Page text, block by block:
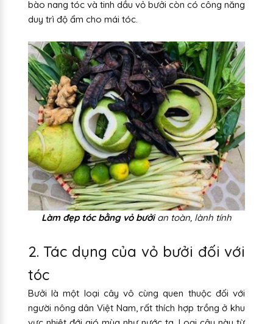
bào nang tóc và tinh dầu vỏ bưởi còn có công năng
duy trì độ ẩm cho mái tóc.
Làm đẹp tóc bằng vỏ bưởian toàn, lành tính
2. Tác dụng của vỏ bưởi đối với
tóc
Bưởi là một loại cây vô cùng quen thuộc đối với
người nông dân Việt Nam, rất thích hợp trồng ở khu